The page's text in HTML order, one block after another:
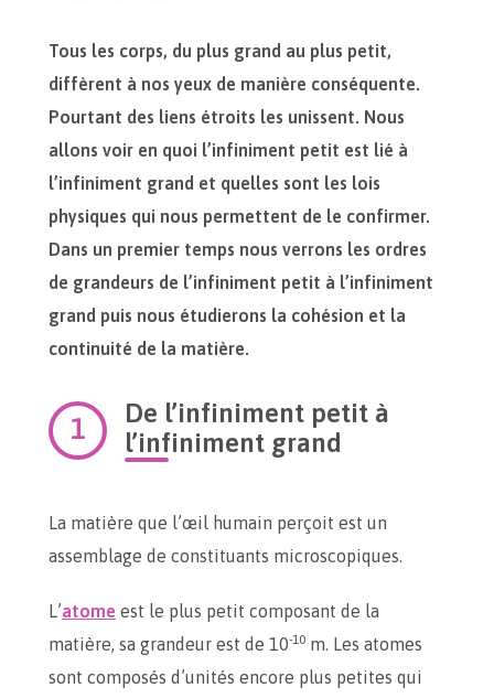
Tous les corps, du plus grand au plus petit,
diffèrent à nos yeux de manière conséquente.
Pourtant des liens étroits les unissent. Nous
allons voir en quoi l’infiniment petit est lié à
l’infiniment grand et quelles sont les lois
physiques qui nous permettent de le confirmer.
Dans un premier temps nous verrons les ordres
de grandeurs de l’infiniment petit à l’infiniment
grand puis nous étudierons la cohésion et la
continuité de la matière.
De l’infiniment petit à
l’infiniment grand
La matière que l’œil humain perçoit est un
assemblage de constituants microscopiques.
L’atome est le plus petit composant de la
matière, sa grandeur est de 10-10 m. Les atomes
sont composés d’unités encore plus petites qui